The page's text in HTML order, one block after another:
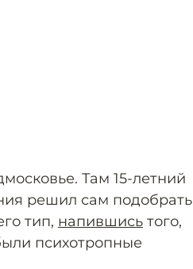
Там 15-летний
решил сам подобрать
тип, напившись того,
психотропные